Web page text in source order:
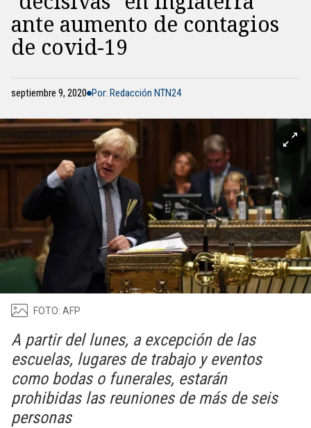
ante aumento de contagios
de covid-19
septiembre 9, 2020 Por: Redacción NTN24
FOTO: AFP
A partir del lunes, a excepción de las
escuelas, lugares de trabajo y eventos
como bodas o funerales, estarán
prohibidas las reuniones de más de seis
personas